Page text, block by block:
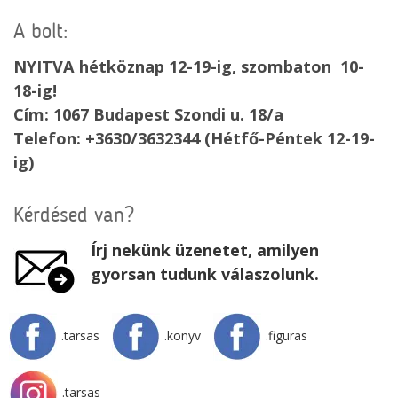
A bolt:
NYITVA hétköznap 12-19-ig, szombaton 10-
18-ig!
Cím: 1067 Budapest Szondi u. 18/a
Telefon: +3630/3632344 (Hétfő-Péntek 12-19-
ig)
Kérdésed van?
Írj nekünk üzenetet, amilyen
gyorsan tudunk válaszolunk.
.tarsas .konyv .figuras
.tarsas